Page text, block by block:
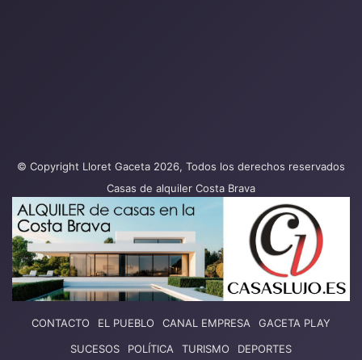
© Copyright Lloret Gaceta 2026, Todos los derechos reservados
Casas de alquiler Costa Brava
CONTACTO EL PUEBLO CANAL EMPRESA
GACETA PLAY
SUCESOS
POLÍTICA TURISMO DEPORTES